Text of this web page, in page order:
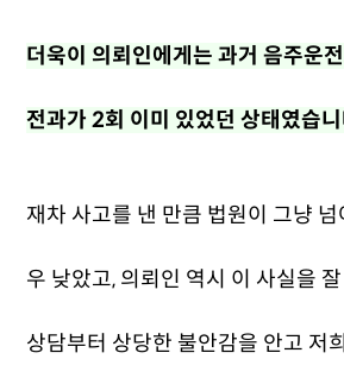
더욱이 의뢰인에게는 과거 음주운
전과가 2회 이미 있었던 상태였습
재차 사고를 낸 만큼 법원이 그냥
우 낮았고, 의뢰인 역시 이 사실을
상담부터 상당한 불안감을 안고 저